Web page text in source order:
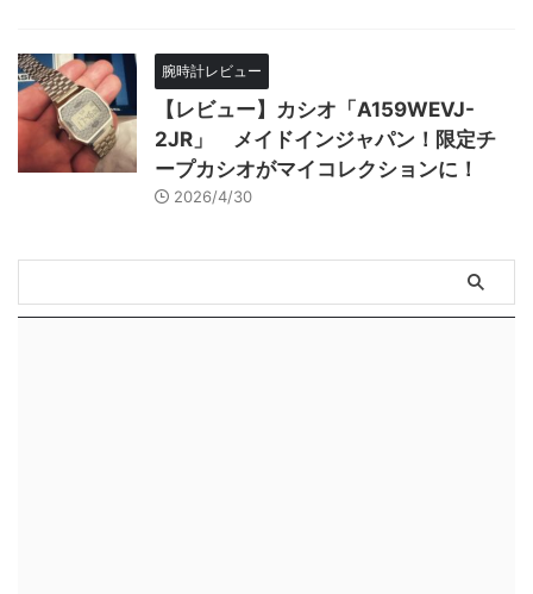
腕時計レビュー
【レビュー】カシオ「A159WEVJ-
2JR」 メイドインジャパン！限定チ
ープカシオがマイコレクションに！
2026/4/30